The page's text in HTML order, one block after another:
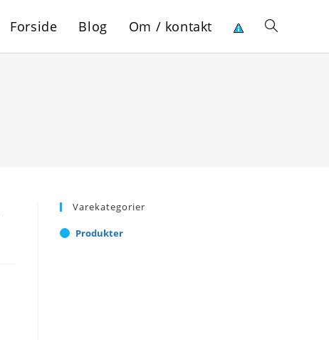
Forside Blog Om / kontakt Toggle
Varekategorier
Produkter